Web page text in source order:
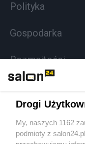
Polityka
Gospodarka
Rozmaitości
Sport
Społeczeństwo
Drogi
My, naszych 1162
podmioty z